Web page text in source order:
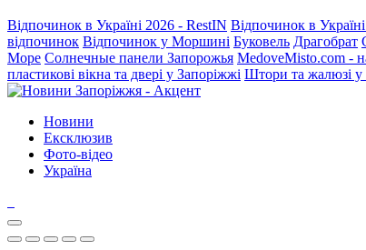
Відпочинок в Україні 2026 - RestIN Відпочинок в
відпочинок Відпочинок у Моршині Буковель Драгобрат
Море Солнечные панели Запорожья MedoveMisto.com -
пластикові вікна та двері у Запоріжжі Штори та жалюзі у
Новини
Ексклюзив
Фото-відео
Україна